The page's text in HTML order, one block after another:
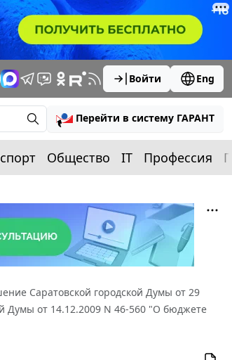
Войти Eng
Перейти в систему ГАРАНТ
Общество IT Профессия
Саратовской городской Думы от 29
Думы от 14.12.2009 N 46-560 "О бюджете